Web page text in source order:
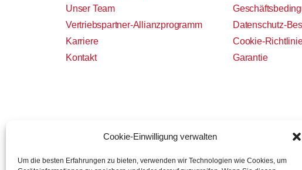
Cookie-Einwilligung verwalten
Um die besten Erfahrungen zu bieten, verwenden wir Technologien wie Cookies, um
Unser Team
Vertriebspartner-Allianzprogramm
Karriere
Kontakt
Datenschutz-
Cookie-
Garantie